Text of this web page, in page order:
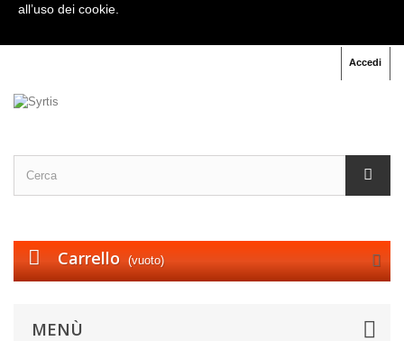
Accedi
Carrello (vuoto)
MENÙ
all’uso dei cookie.